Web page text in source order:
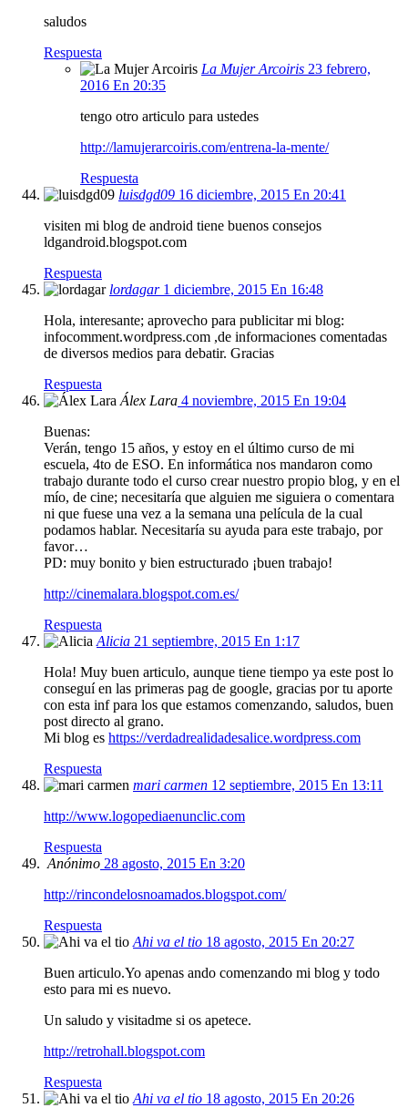
saludos
Respuesta
La Mujer Arcoiris 23 febrero,
2016 En 20:35
tengo otro articulo para ustedes
http://lamujerarcoiris.com/entrena-la-mente/
Respuesta
luisdgd09 16 diciembre, 2015 En 20:41
visiten mi blog de android tiene buenos consejos
ldgandroid.blogspot.com
Respuesta
lordagar 1 diciembre, 2015 En 16:48
Hola, interesante; aprovecho para publicitar mi blog:
infocomment.wordpress.com ,de informaciones comentadas
de diversos medios para debatir. Gracias
Respuesta
Álex Lara 4 noviembre, 2015 En 19:04
Buenas:
Verán, tengo 15 años, y estoy en el último curso de mi
escuela, 4to de ESO. En informática nos mandaron como
trabajo durante todo el curso crear nuestro propio blog, y en el
mío, de cine; necesitaría que alguien me siguiera o comentara
ni que fuese una vez a la semana una película de la cual
podamos hablar. Necesitaría su ayuda para este trabajo, por
favor…
PD: muy bonito y bien estructurado ¡buen trabajo!
http://cinemalara.blogspot.com.es/
Respuesta
Alicia 21 septiembre, 2015 En 1:17
Hola! Muy buen articulo, aunque tiene tiempo ya este post lo
conseguí en las primeras pag de google, gracias por tu aporte
con esta inf para los que estamos comenzando, saludos, buen
post directo al grano.
Mi blog es https://verdadrealidadesalice.wordpress.com
Respuesta
mari carmen 12 septiembre, 2015 En 13:11
http://www.logopediaenunclic.com
Respuesta
Anónimo 28 agosto, 2015 En 3:20
http://rincondelosnoamados.blogspot.com/
Respuesta
Ahi va el tio 18 agosto, 2015 En 20:27
Buen articulo.Yo apenas ando comenzando mi blog y todo
esto para mi es nuevo.
Un saludo y visitadme si os apetece.
http://retrohall.blogspot.com
Respuesta
Ahi va el tio 18 agosto, 2015 En 20:26